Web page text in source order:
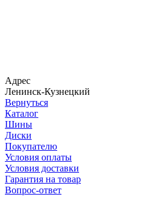
Адрес
Ленинск-Кузнецкий
Вернуться
Каталог
Шины
Диски
Покупателю
Условия оплаты
Условия доставки
Гарантия на товар
Вопрос-ответ